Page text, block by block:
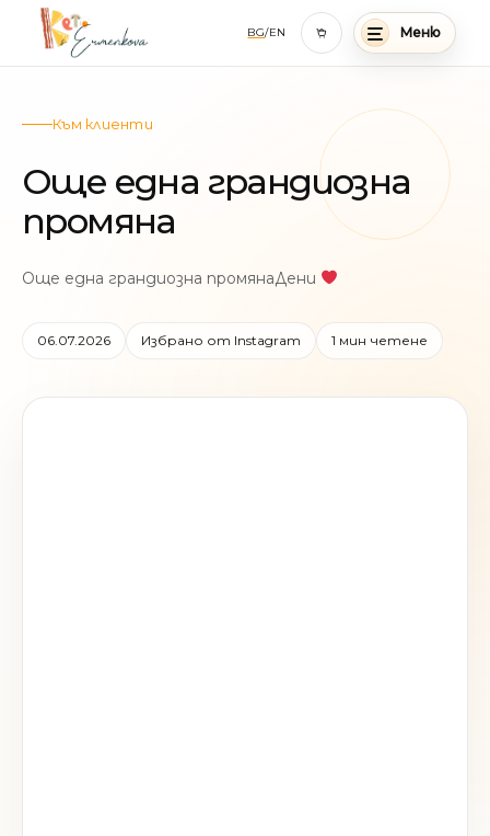
Меню
BG/EN
Към клиенти
Още една грандиозна
промяна
Още една грандиозна промянаДени
06.07.2026 Избрано от Instagram 1 мин четене